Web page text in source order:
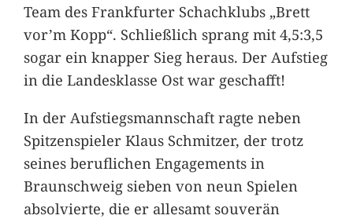
Team des Frankfurter Schachklubs „Brett
vor’m Kopp“. Schließlich sprang mit 4,5:3,5
sogar ein knapper Sieg heraus. Der Aufstieg
in die Landesklasse Ost war geschafft!
In der Aufstiegsmannschaft ragte neben
Spitzenspieler Klaus Schmitzer, der trotz
seines beruflichen Engagements in
Braunschweig sieben von neun Spielen
absolvierte, die er allesamt souverän